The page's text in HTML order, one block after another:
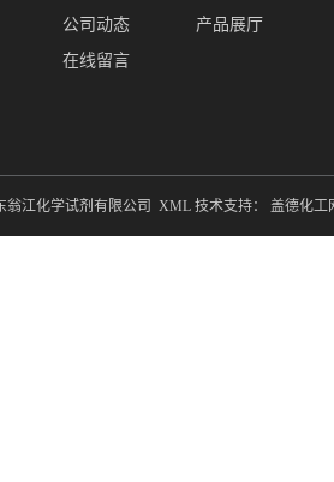
公司动态
产品展厅
在线留言
翁江化学试剂有限公司 XML 技术支持： 盖德化工